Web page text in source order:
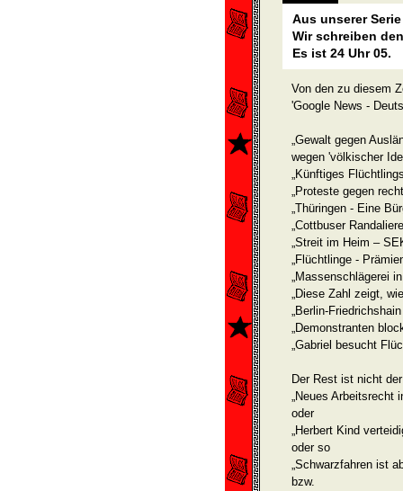
Aus unserer
Wir schreiben
Es ist 24 Uhr 05.
Von den zu diesem
'Google News -
„Gewalt gegen
wegen 'völkischer
„Künftiges
„Proteste gegen
„Thüringen - Eine
„Cottbuser
„Streit im Heim –
„Flüchtlinge -
„Massenschlägerei
„Diese Zahl zeigt,
„Berlin-
„Demonstranten
„Gabriel besucht
Der Rest ist nicht
„Neues Arbeitsrecht
oder
„Herbert Kind
oder so
„Schwarzfahren ist
bzw.